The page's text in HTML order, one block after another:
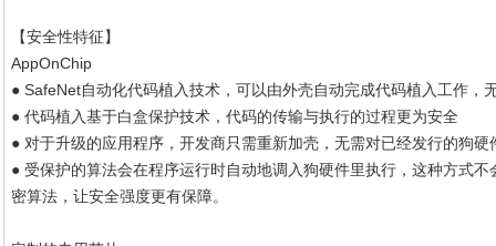
【安全性特征】
AppOnChip
● SafeNet自动化代码植入技术，可以由外壳自动完成代码植入工作，
● 代码植入基于白盒保护技术，代码的传输与执行的过程更为安全
● 对于升级的应用程序，开发商只需重新加壳，无需对已经发行的狗硬
● 受保护的算法会在程序运行时自动地调入狗硬件里执行，这种方式
密算法，让安全强度更有保障。